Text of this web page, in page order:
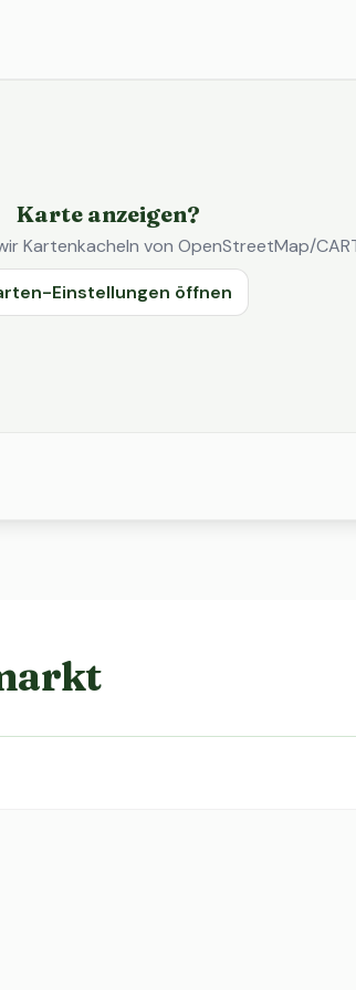
Karte anzeigen?
Kartenkacheln von OpenStreetMap/
Einstellungen öffnen